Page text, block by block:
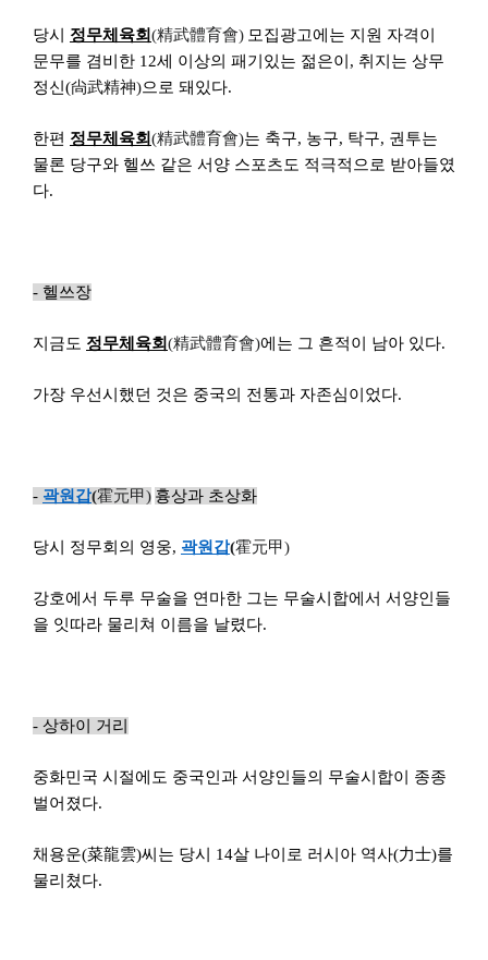
당시 정무체육회(精武體育會) 모집광고에는 지원 자격이
문무를 겸비한 12세 이상의 패기있는 젊은이, 취지는 상무
정신 (尙武精神)으로 돼있다.
한편 정무체육회(精武體育會)는 축구, 농구, 탁구, 권투는
물론 당구와 헬쓰 같은 서양 스포츠도 적극적으로 받아들였
다.
- 헬쓰장
지금도 정무체육회(精武體育會)에는 그 흔적이 남아 있다.
가장 우선시했던 것은 중국의 전통과 자존심이었다.
- 곽원갑(霍元甲) 흉상과 초상화
당시 정무회의 영웅, 곽원갑(霍元甲)
강호에서 두루 무술을 연마한 그는 무술시합에서 서양인들
을 잇따라 물리쳐 이름을 날렸다.
- 상하이 거리
중화민국 시절에도 중국인과 서양인들의 무술시합이 종종
벌어졌다.
채용운(菜龍雲)씨는 당시 14살 나이로 러시아 역사(力士)를
물리쳤다.